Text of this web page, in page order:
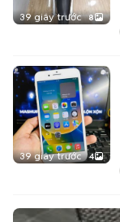
39 giây trước 8
39 giây trước 4